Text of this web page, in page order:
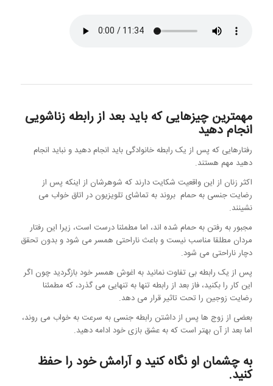
مهمترین چیزهایی که باید بعد از رابطه زناشویی
انجام دهید
رفتارهایی که پس از یک رابطه خانوادگی باید انجام دهید و نباید انجام
دهید مهم هستند.
اکثر زنان از این واقعیت شکایت دارند که شوهرشان از اینکه پس از
رضایت جنسی به حمام بروند به تماشای تلویزیون در اتاق خواب می
نشینند.
مجبور به رفتن به حمام شده اند، اما مطمئنا درست است، زیرا این رفتار
مردان مطلقا مناسب نیست و باعث ناراحتی همسر می شود و بدون تحقق
دچار ناراحتی می شود.
پس از یک رابطه بی تفاوت نمانید به اغوش همسر خود بازگردید چون اگر
این کار را بکنید، فاز بعد از رابطه تنها به تنهایی می گذرد، که مطمئنا
رضایت زوجین را تحت تاثیر قرار می دهد.
بعضی از زوج ها پس از داشتن رابطه جنسی به سرعت به خواب می روند،
اما بعد از آن بهتر است که به عشق بازی خود ادامه دهید.
به چشمان او نگاه کنید و آرامش خود را حفظ
کنید.